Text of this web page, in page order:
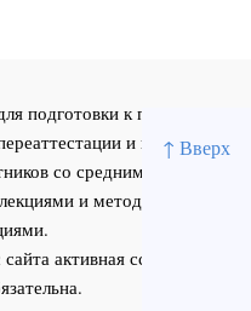
↑ Вверх
подготовки к первичной
и повышения
со средним и высшим
и методическими
активная ссылка на